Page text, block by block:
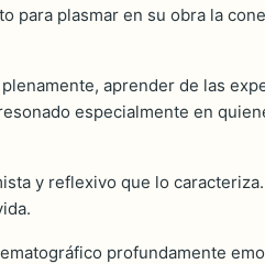
para plasmar en su obra la
aprender de las
especialmente en
y reflexivo que lo
profundamente